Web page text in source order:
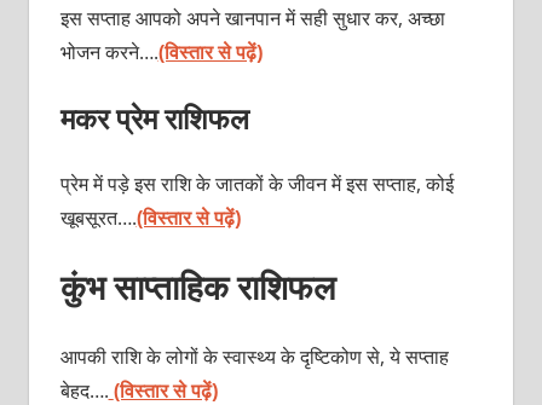
इस सप्ताह आपको अपने खानपान में सही सुधार कर, अच्छा
भोजन करने….(विस्तार से पढ़ें)
मकर प्रेम राशिफल
प्रेम में पड़े इस राशि के जातकों के जीवन में इस सप्ताह, कोई
खूबसूरत….(विस्तार से पढ़ें)
कुंभ साप्ताहिक राशिफल
आपकी राशि के लोगों के स्वास्थ्य के दृष्टिकोण से, ये सप्ताह
बेहद…. (विस्तार से पढ़ें)